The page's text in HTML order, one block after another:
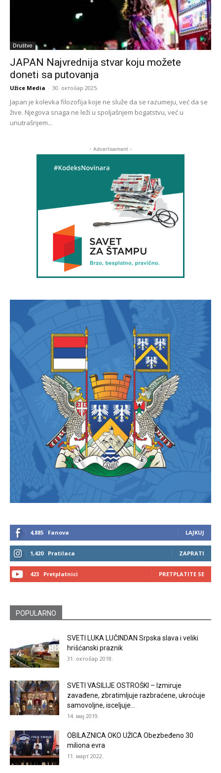
Društvo
JAPAN Najvrednija stvar koju možete
doneti sa putovanja
Užice Media - 30. октобар 2025.
Japan je kolevka filozofija koje ne služe da se razumeju, već da se
žive. Njegova snaga ne leži u spoljašnjem bogatstvu, već u
unutrašnjem...
- Advertisement -
4,885 Fanova LAJKUJ
1,420 Pratilaca ZAPRATI
423 Pretplatnici PRETPLATITE SE
POPULARNO
SVETI LUKA LUČINDAN Srpska slava i veliki
hrišćanski praznik
31. октобар 2018.
SVETI VASILIJE OSTROŠKI – Izmiruje
zavađene, zbratimljuje razbraćene, ukroćuje
samovoljne, isceljuje...
14. мај 2019.
OBILAZNICA OKO UŽICA Obezbeđeno 30
miliona evra
11. март 2022.